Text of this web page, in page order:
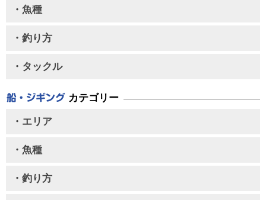
・魚種
・釣り方
・タックル
カテゴリー
・エリア
・魚種
・釣り方